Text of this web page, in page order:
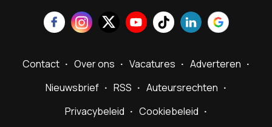
Contact Over ons Vacatures
Adverteren
Nieuwsbrief
RSS
Auteursrechten
Privacybeleid
Cookiebeleid